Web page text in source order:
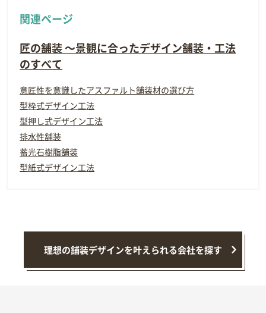
関連ページ
匠の舗装 ～景観に合ったデザイン舗装・工法
のすべて
意匠性を意識したアスファルト舗装材の選び方
型枠式デザイン工法
型押し式デザイン工法
排水性舗装
蓄光石樹脂舗装
型紙式デザイン工法
理想の舗装デザインを叶えられる会社を探す